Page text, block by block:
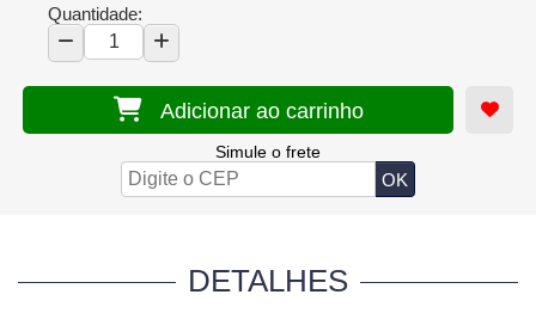
Quantidade:
Adicionar ao carrinho
Simule o frete
DETALHES